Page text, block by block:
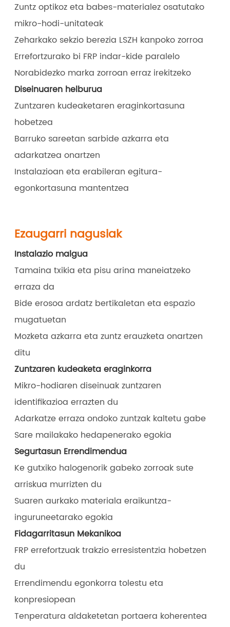
Zuntz optikoz eta babes-materialez osatutako
mikro-hodi-unitateak
Zeharkako sekzio berezia LSZH kanpoko zorroa
Errefortzurako bi FRP indar-kide paralelo
Norabidezko marka zorroan erraz irekitzeko
Diseinuaren helburua
Zuntzaren kudeaketaren eraginkortasuna
hobetzea
Barruko sareetan sarbide azkarra eta
adarkatzea onartzen
Instalazioan eta erabileran egitura-
egonkortasuna mantentzea
Ezaugarri nagusiak
Instalazio malgua
Tamaina txikia eta pisu arina maneiatzeko
erraza da
Bide erosoa ardatz bertikaletan eta espazio
mugatuetan
Mozketa azkarra eta zuntz erauzketa onartzen
ditu
Zuntzaren kudeaketa eraginkorra
Mikro-hodiaren diseinuak zuntzaren
identifikazioa errazten du
Adarkatze erraza ondoko zuntzak kaltetu gabe
Sare mailakako hedapenerako egokia
Segurtasun Errendimendua
Ke gutxiko halogenorik gabeko zorroak sute
arriskua murrizten du
Suaren aurkako materiala eraikuntza-
inguruneetarako egokia
Fidagarritasun Mekanikoa
FRP errefortzuak trakzio erresistentzia hobetzen
du
Errendimendu egonkorra tolestu eta
konpresiopean
Tenperatura aldaketetan portaera koherentea